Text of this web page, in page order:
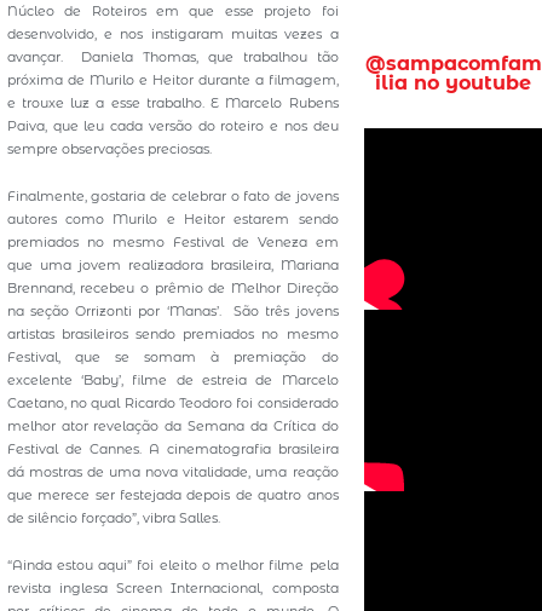
Núcleo de Roteiros em que esse projeto foi
desenvolvido, e nos instigaram muitas vezes a
avançar. Daniela Thomas, que trabalhou tão
próxima de Murilo e Heitor durante a filmagem,
e trouxe luz a esse trabalho. E Marcelo Rubens
Paiva, que leu cada versão do roteiro e nos deu
sempre observações preciosas.
Finalmente, gostaria de celebrar o fato de jovens
autores como Murilo e Heitor estarem sendo
premiados no mesmo Festival de Veneza em
que uma jovem realizadora brasileira, Mariana
Brennand, recebeu o prêmio de Melhor Direção
na seção Orrizonti por ‘Manas’. São três jovens
artistas brasileiros sendo premiados no mesmo
Festival, que se somam à premiação do
excelente ‘Baby’, filme de estreia de Marcelo
Caetano, no qual Ricardo Teodoro foi considerado
melhor ator revelação da Semana da Crítica do
Festival de Cannes. A cinematografia brasileira
dá mostras de uma nova vitalidade, uma reação
que merece ser festejada depois de quatro anos
de silêncio forçado”, vibra Salles.
“Ainda estou aqui” foi eleito o melhor filme pela
revista inglesa Screen Internacional, composta
@sampacomfam
ilia no youtube